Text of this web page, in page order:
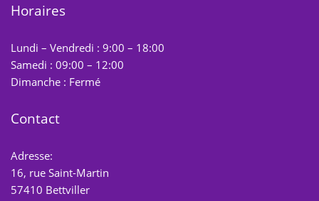
Horaires
Lundi – Vendredi : 9:00 – 18:00
Samedi : 09:00 – 12:00
Dimanche : Fermé
Contact
Adresse:
16, rue Saint-Martin
57410 Bettviller